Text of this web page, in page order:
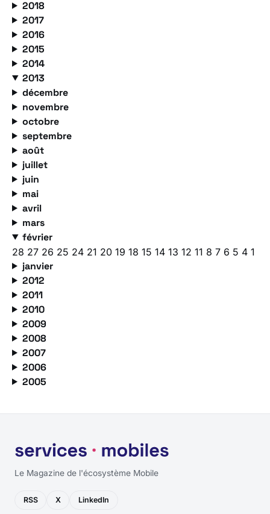
2018
2017
2016
2015
2014
2013
décembre
novembre
octobre
septembre
août
juillet
juin
mai
avril
mars
février
28 27 26 25 24 21 20 19 18 15 14 13 12 11 8 7 6 5 4 1
janvier
2012
2011
2010
2009
2008
2007
2006
2005
Le Magazine de l'écosystème Mobile
RSS X LinkedIn